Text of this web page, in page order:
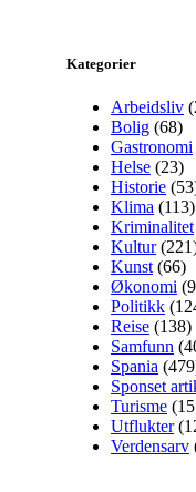
Kategorier
Arbeidsliv
Bolig (68)
Gastronomi
Helse (23)
Historie
Klima (113)
Kriminalitet
Kultur
Kunst (66)
Økonomi
Politikk
Reise (138)
Samfunn
Spania
Sponset
Turisme
Utflukter
Verdensarv